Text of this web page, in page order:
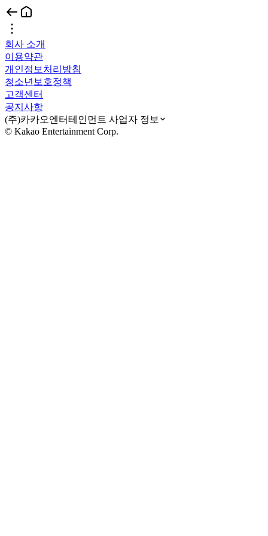
회사 소개
이용약관
개인정보처리방침
청소년보호정책
고객센터
공지사항
(주)카카오엔터테인먼트 사업자 정보
© Kakao Entertainment Corp.